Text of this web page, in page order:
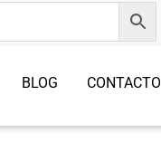
BLOG CONTACTO